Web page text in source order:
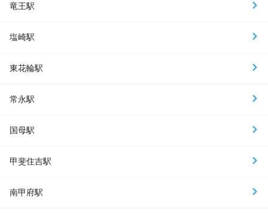
竜王駅
塩崎駅
東花輪駅
常永駅
国母駅
甲斐住吉駅
南甲府駅